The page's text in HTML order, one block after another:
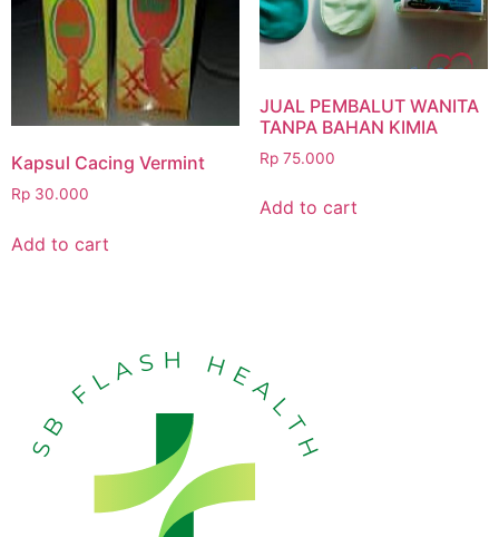
Kapsul Cacing Vermint
Rp 30.000
Add to cart
JUAL PEMBALUT WANITA
TANPA BAHAN KIMIA
Rp75.000
Add to cart